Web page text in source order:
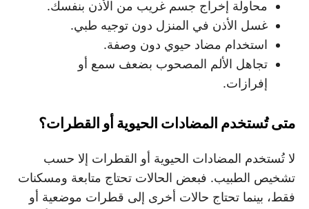
محاولة إخراج جسم غريب من الأذن بنفسك.
غسل الأذن في المنزل دون توجيه طبي.
استخدام مضاد حيوي دون وصفة.
تجاهل الألم المصحوب بضعف سمع أو
إفرازات.
متى تُستخدم المضادات الحيوية أو القطرات؟
لا تُستخدم المضادات الحيوية أو القطرات إلا حسب
تشخيص الطبيب. فبعض الحالات تحتاج متابعة ومسكنات
فقط، بينما تحتاج حالات أخرى إلى قطرات موضعية أو